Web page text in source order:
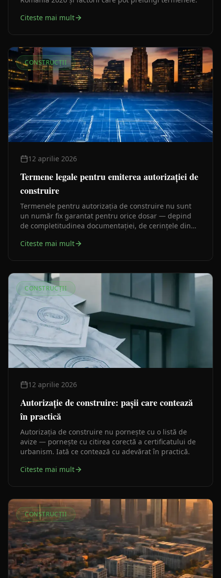
Citeste mai mult
CONSTRUCȚII
12 aprilie 2026
Termene legale pentru emiterea autorizației de
construire
Termenele pentru autorizația de construire nu sunt
un număr fix garantat pentru orice dosar — depind
de completitudinea documentației, de cerințele din
prevede legea și ce le prelungește în practică.
Citeste mai mult
CONSTRUCȚII
12 aprilie 2026
Autorizație de construire: pașii care contează
în practică
Autorizația de construire nu pornește cu o listă de
avize — pornește cu citirea corectă a certificatului de
urbanism. Iată ce contează cu adevărat în practică.
Citeste mai mult
CONSTRUCȚII